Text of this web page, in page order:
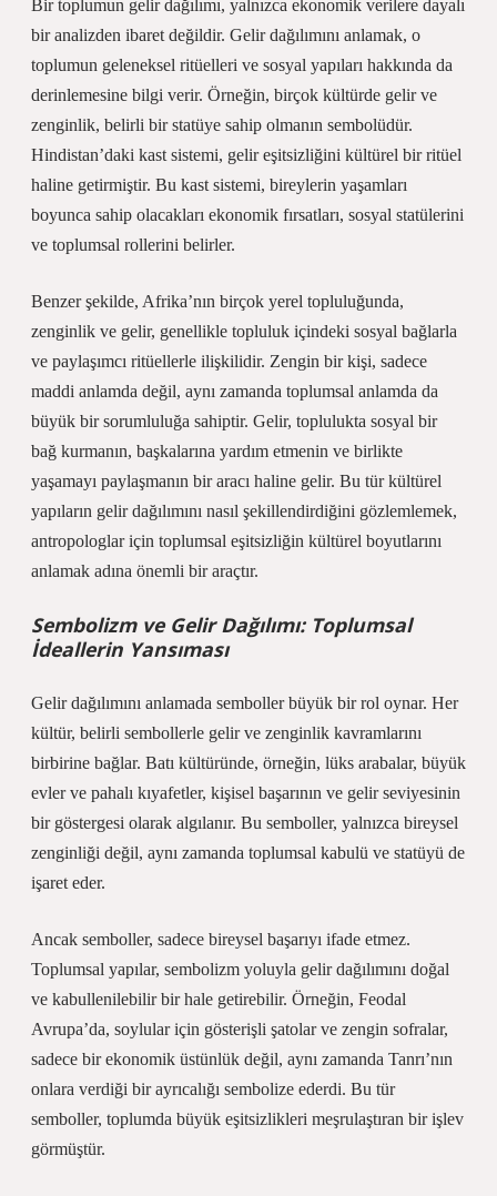
Bir toplumun gelir dağılımı, yalnızca ekonomik verilere dayalı
bir analizden ibaret değildir. Gelir dağılımını anlamak, o
toplumun geleneksel ritüelleri ve sosyal yapıları hakkında da
derinlemesine bilgi verir. Örneğin, birçok kültürde gelir ve
zenginlik, belirli bir statüye sahip olmanın sembolüdür.
Hindistan’daki kast sistemi, gelir eşitsizliğini kültürel bir ritüel
haline getirmiştir. Bu kast sistemi, bireylerin yaşamları
boyunca sahip olacakları ekonomik fırsatları, sosyal statülerini
ve toplumsal rollerini belirler.
Benzer şekilde, Afrika’nın birçok yerel topluluğunda,
zenginlik ve gelir, genellikle topluluk içindeki sosyal bağlarla
ve paylaşımcı ritüellerle ilişkilidir. Zengin bir kişi, sadece
maddi anlamda değil, aynı zamanda toplumsal anlamda da
büyük bir sorumluluğa sahiptir. Gelir, toplulukta sosyal bir
bağ kurmanın, başkalarına yardım etmenin ve birlikte
yaşamayı paylaşmanın bir aracı haline gelir. Bu tür kültürel
yapıların gelir dağılımını nasıl şekillendirdiğini gözlemlemek,
antropologlar için toplumsal eşitsizliğin kültürel boyutlarını
anlamak adına önemli bir araçtır.
Sembolizm ve Gelir Dağılımı: Toplumsal
İdeallerin Yansıması
Gelir dağılımını anlamada semboller büyük bir rol oynar. Her
kültür, belirli sembollerle gelir ve zenginlik kavramlarını
birbirine bağlar. Batı kültüründe, örneğin, lüks arabalar, büyük
evler ve pahalı kıyafetler, kişisel başarının ve gelir seviyesinin
bir göstergesi olarak algılanır. Bu semboller, yalnızca bireysel
zenginliği değil, aynı zamanda toplumsal kabulü ve statüyü de
işaret eder.
Ancak semboller, sadece bireysel başarıyı ifade etmez.
Toplumsal yapılar, sembolizm yoluyla gelir dağılımını doğal
ve kabullenilebilir bir hale getirebilir. Örneğin, Feodal
Avrupa’da, soylular için gösterişli şatolar ve zengin sofralar,
sadece bir ekonomik üstünlük değil, aynı zamanda Tanrı’nın
onlara verdiği bir ayrıcalığı sembolize ederdi. Bu tür
semboller, toplumda büyük eşitsizlikleri meşrulaştıran bir işlev
görmüştür.